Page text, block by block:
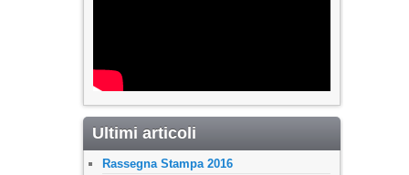
Ultimi articoli
Rassegna Stampa 2016